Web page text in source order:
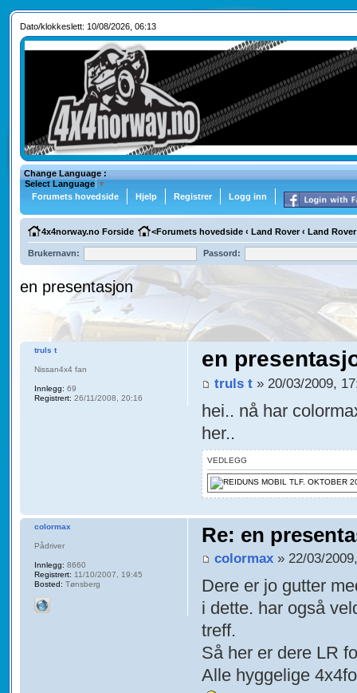
Dato/klokkeslett: 10/08/2026, 06:13
Change Language :
Select Language ▼
Forumets hovedside
Hjelp Registrer Logg inn
4x4norway.no Forside <Forumets hovedside ‹ Land Rover ‹ Land Rover
Brukernavn: Passord:
en presentasjon
en
truls t » 20/03/2009,
hei.. nå har
her..
VEDLEGG
truls t
Nissan4x4 fan
Innlegg: 69
Registrert: 26/11/2008, 20:16
Re: en
colormax » 22/03/
Dere er jo gutter
i dette. har også
treff.
Så her er dere LR
Alle hyggelige
colormax
Pådriver
Innlegg: 8660
Registrert: 11/10/2007, 19:45
Bosted: Tønsberg